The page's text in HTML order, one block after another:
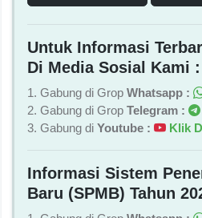
Untuk Informasi
Di Media Sosial Kami :
1. Gabung di Grop Whatsapp :
2. Gabung di Grop Telegram :
3. Gabung di Youtube : Klik
Informasi Sistem
Baru (SPMB) Tahun